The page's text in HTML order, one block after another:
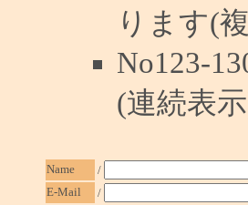
ります(
No123-
(連続表示
Name
/
E-Mail
/